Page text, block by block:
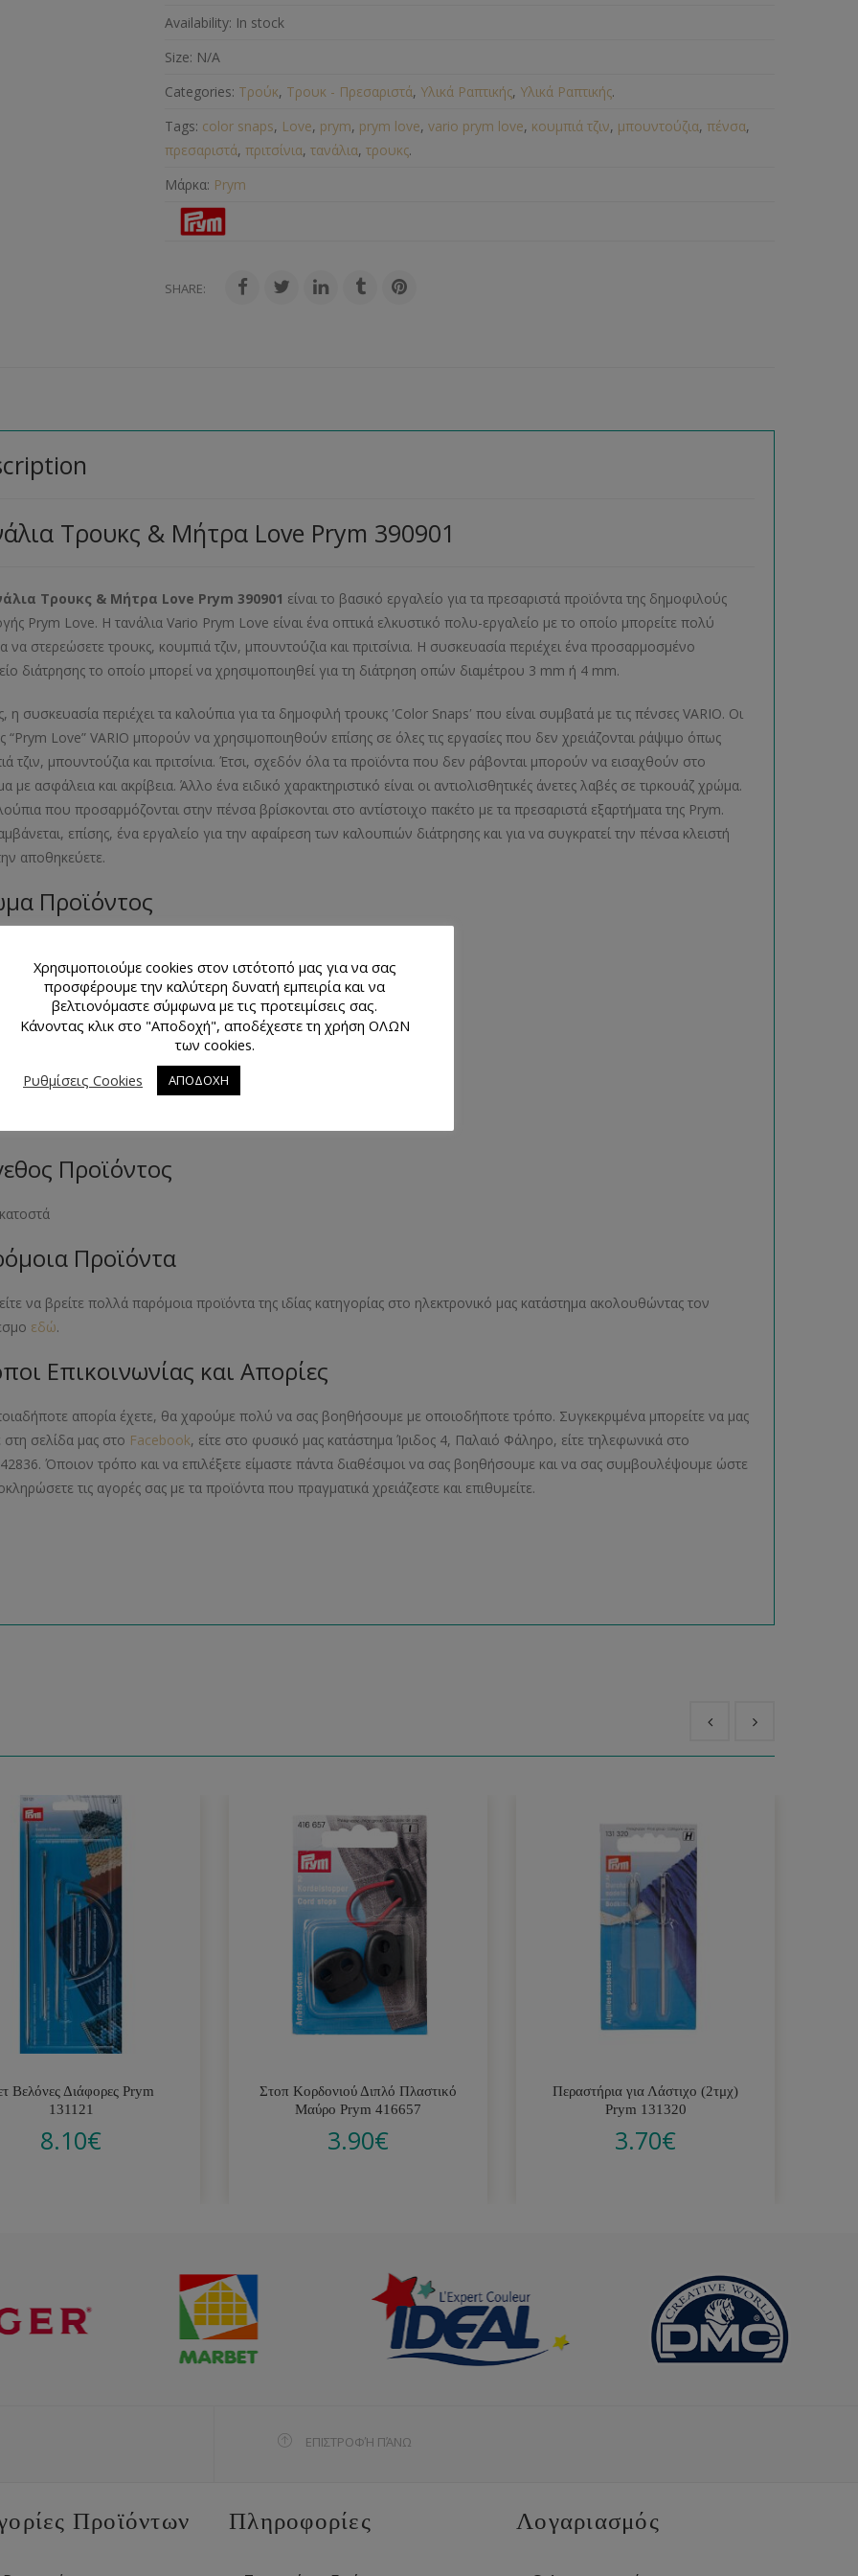
Availability: In stock
Size: N/A
Categories: Τρούκ, Τρουκ - Πρεσαριστά, Υλικά Ραπτικής, Υλικά Ραπτικής.
Tags: color snaps, Love, prym, prym love,vario prym love, κουμπιά τζιν, μπουντούζια,πένσα,
πρεσαριστά,πριτσίνια,τανάλια,τρουκς.
Μάρκα: Prym
SHARE:
Τρουκς & Μήτρα Love Prym 390901
Τρουκς & Μήτρα Love Prym 390901 είναι το βασικό εργαλείο για τα πρεσαριστά προϊόντα της δημοφιλούς
Prym Love. Η τανάλια Vario Prym Love είναι ένα οπτικά ελκυστικό πολυ-εργαλείο με το οποίο μπορείτε πολύ
να στερεώσετε τρουκς, κουμπιά τζιν, μπουντούζια και πριτσίνια. Η συσκευασία περιέχει ένα προσαρμοσμένο
διάτρησης το οποίο μπορεί να χρησιμοποιηθεί για τη διάτρηση οπών διαμέτρου 3 mm ή 4 mm.
η συσκευασία περιέχει τα καλούπια για τα δημοφιλή τρουκς ʹColor Snapsʹ που είναι συμβατά με τις πένσες VARIO. Οι
“Prym Love” VARIO μπορούν να χρησιμοποιηθούν επίσης σε όλες τις εργασίες που δεν χρειάζονται ράψιμο όπως
τζιν, μπουντούζια και πριτσίνια. Έτσι, σχεδόν όλα τα προϊόντα που δεν ράβονται μπορούν να εισαχθούν στο
με ασφάλεια και ακρίβεια. Άλλο ένα ειδικό χαρακτηριστικό είναι οι αντιολισθητικές άνετες λαβές σε τιρκουάζ χρώμα.
που προσαρμόζονται στην πένσα βρίσκονται στο αντίστοιχο πακέτο με τα πρεσαριστά εξαρτήματα της Prym.
επίσης, ένα εργαλείο για την αφαίρεση των καλουπιών διάτρησης και για να συγκρατεί την πένσα κλειστή
αποθηκεύετε.
Προϊόντος
και ασημί
Τεμαχίων Προϊόντος
Προϊόντος
και πλαστικό
Προϊόντος
Προϊόντα
να βρείτε πολλά παρόμοια προϊόντα της ιδίας κατηγορίας στο ηλεκτρονικό μας κατάστημα ακολουθώντας τον
εδώ.
Επικοινωνίας και Απορίες
απορία έχετε, θα χαρούμε πολύ να σας βοηθήσουμε με οποιοδήποτε τρόπο. Συγκεκριμένα μπορείτε να μας
στη σελίδα μας στο Facebook, είτε στο φυσικό μας κατάστημα Ίριδος 4, Παλαιό Φάληρο, είτε τηλεφωνικά στο
Όποιον τρόπο και να επιλέξετε είμαστε πάντα διαθέσιμοι να σας βοηθήσουμε και να σας συμβουλέψουμε ώστε
τις αγορές σας με τα προϊόντα που πραγματικά χρειάζεστε και επιθυμείτε.
Βελόνες Διάφορες Prym
131121
8.10€
Στοπ Κορδονιού Διπλό Πλαστικό
Μαύρο Prym 416657
3.90€
Περαστήρια για Λάστιχο (2τμχ)
Prym 131320
3.70€
ΕΠΙΣΤΡΟΦΉ ΠΆΝΩ
Προϊόντων Πληροφορίες Λογαριασμός
Χρησιμοποιούμε cookies στον ιστότοπό μας για να σας
προσφέρουμε την καλύτερη δυνατή εμπειρία και να
βελτιονόμαστε σύμφωνα με τις προτειμίσεις σας.
Κάνοντας κλικ στο "Αποδοχή", αποδέχεστε τη χρήση ΟΛΩΝ
των cookies.
Ρυθμίσεις Cookies
ΑΠΟΔΟΧΗ